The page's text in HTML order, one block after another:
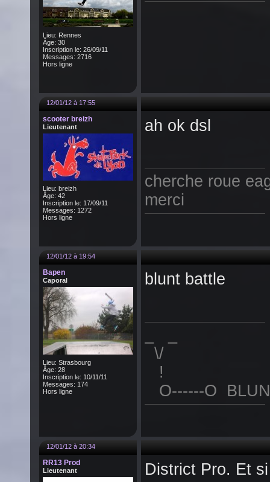
Lieu: Rennes
Âge: 30
Inscription le: 26/09/11
Messages: 2716
Hors ligne
12/01/12 à 17:55
scooter breizh
Lieutenant
Lieu: breizh
Âge: 42
Inscription le: 17/09/11
Messages: 1272
Hors ligne
ah ok dsl
cherche roue
merci
12/01/12 à 19:54
Bapen
Caporal
Lieu: Strasbourg
Âge: 28
Inscription le: 10/11/11
Messages: 174
Hors ligne
blunt battle
\/
!
O------O
12/01/12 à 20:34
RR13 Prod
Lieutenant
District Pro. Et